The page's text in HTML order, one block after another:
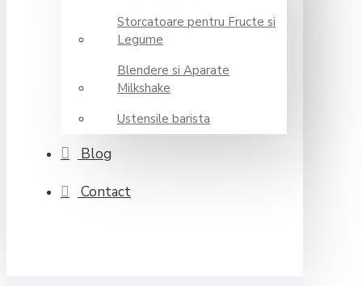
Storcatoare pentru Fructe si
Legume
Blendere si Aparate
Milkshake
Ustensile barista
Blog
Contact